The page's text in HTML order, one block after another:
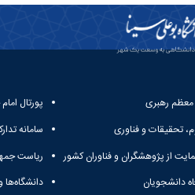
معظم رهبری
تحقیقات و فناوری
از پژوهشگران و فناوران کشور
دانشجویان
پورتال
سامانه
ریاست